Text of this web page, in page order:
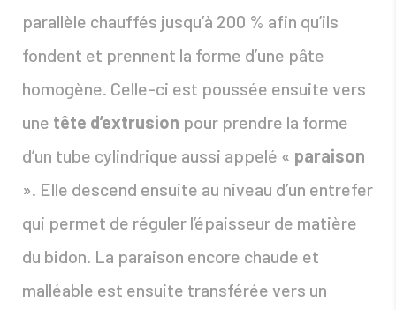
parallèle chauffés jusqu’à 200 % afin qu’ils
fondent et prennent la forme d’une pâte
homogène. Celle-ci est poussée ensuite vers
une tête d’extrusion pour prendre la forme
d’un tube cylindrique aussi appelé « paraison
». Elle descend ensuite au niveau d’un entrefer
qui permet de réguler l’épaisseur de matière
du bidon. La paraison encore chaude et
malléable est ensuite transférée vers un